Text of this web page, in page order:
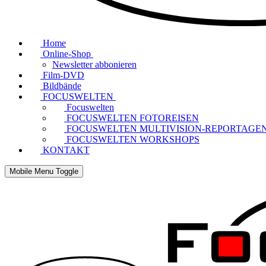
Home
Online-Shop
Newsletter abbonieren
Film-DVD
Bildbände
FOCUSWELTEN
Focuswelten
FOCUSWELTEN FOTOREISEN
FOCUSWELTEN MULTIVISION-
FOCUSWELTEN WORKSHOPS
KONTAKT
Mobile Menu Toggle